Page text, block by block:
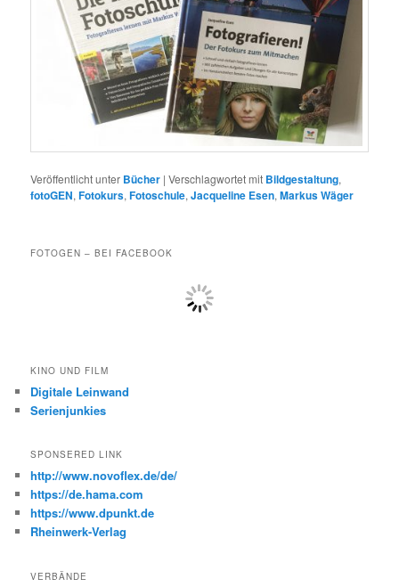
Veröffentlicht unter Bücher |Verschlagwortet mit Bildgestaltung,
fotoGEN,Fotokurs,Fotoschule,Jacqueline Esen,Markus Wäger
FOTOGEN – BEI FACEBOOK
KINO UND FILM
Digitale Leinwand
Serienjunkies
SPONSERED LINK
http://www.novoflex.de/de/
https://de.hama.com
https://www.dpunkt.de
Rheinwerk-Verlag
VERBÄNDE